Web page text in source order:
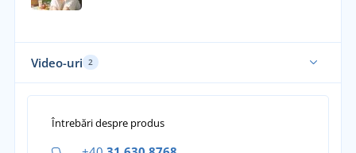
Video-uri 2
Întrebări despre produs